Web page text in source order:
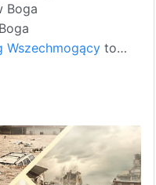
Boga
Wszechmogący to